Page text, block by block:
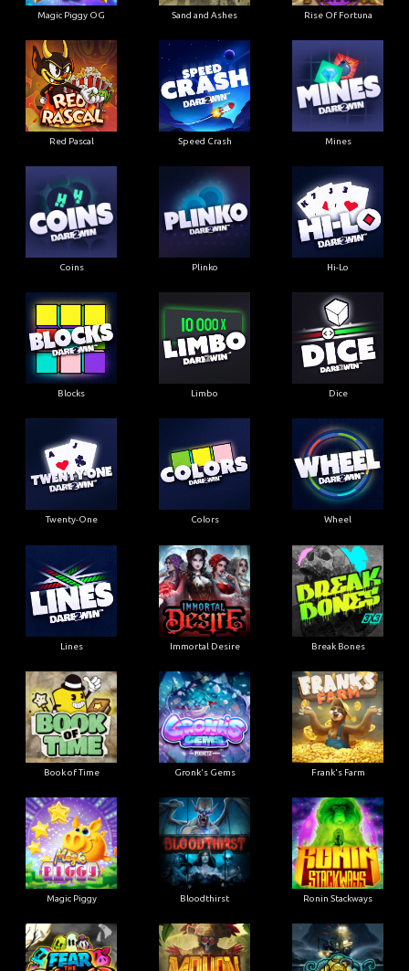
Magic Piggy OG Sand and Ashes Rise Of Fortuna
Red Pascal Speed Crash Mines
Coins Plinko Hi-Lo
Blocks Limbo Dice
Twenty-One Colors Wheel
Lines Immortal Desire Break Bones
Book of Time Gronk's Gems Frank's Farm
Magic Piggy Bloodthirst Ronin Stackways